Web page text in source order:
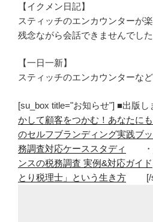
【イクメン日記】
スティッチのエンカウンターが
残念ながら会話できませんでした
【一日一新】
スティッチのエンカウンターなど
[su_box title="お知らせ"] ■出版
かして顧客をつかむ！あなたに
のセルフブランディング実践ブ
務調査対応ケーススタディ
・
ンスの税務調査 実例&対応ガイド
とり税理士」という生き方 [/